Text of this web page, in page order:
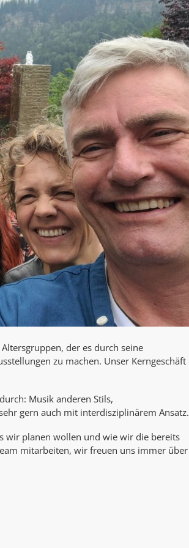
AK Unterwegs in Böfingen
der es durch seine
zu machen. Unser Kerngeschäft
Musik anderen Stils,
gern auch mit interdisziplinärem Ansatz.
wir planen wollen und wie wir die bereits
mitarbeiten, wir freuen uns immer über